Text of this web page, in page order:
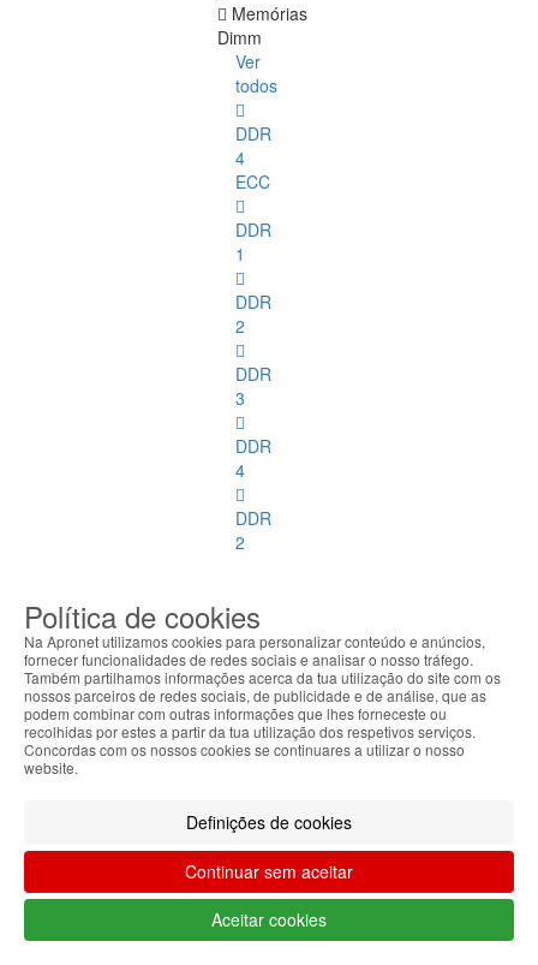
Memórias
Dimm
Ver
todos
DDR
4
ECC
DDR
1
DDR
2
DDR
3
DDR
4
DDR
2
DDR
3
ECC
Memórias
SoDimm
Ver
todos
DDR1
Política de cookies
Na Apronet utilizamos cookies para personalizar conteúdo e anúncios,
fornecer funcionalidades de redes sociais e analisar o nosso tráfego.
Também partilhamos informações acerca da tua utilização do site com os
nossos parceiros de redes sociais, de publicidade e de análise, que as
podem combinar com outras informações que lhes forneceste ou
recolhidas por estes a partir da tua utilização dos respetivos serviços.
Concordas com os nossos cookies se continuares a utilizar o nosso
website.
Definições de cookies
Continuar sem aceitar
Aceitar cookies